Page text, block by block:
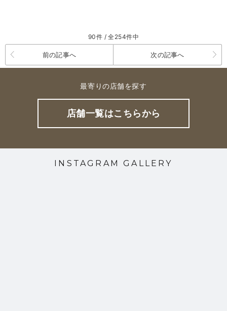
90件 / 全254件中
前の記事へ 次の記事へ
最寄りの店舗を探す
店舗一覧はこちらから
INSTAGRAM GALLERY